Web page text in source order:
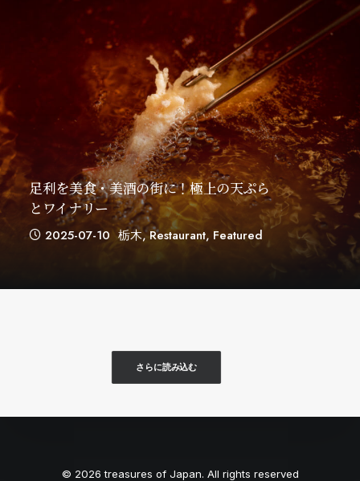
足利を美食・美酒の街に！極上の天ぷら
とワイナリー
2025-07-10 栃木,Restaurant, Featured
さらに読み込む
© 2026 treasures of Japan. All rights reserved